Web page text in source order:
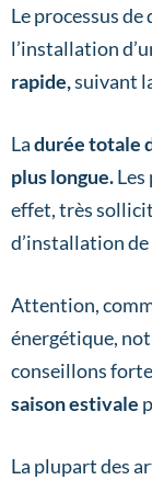
Le processus
l’installation
rapide,suivant
Ladurée totale
plus longue.
effet, très
d’installation
Attention,
énergétique,
conseillons
saison estivale
La plupart des